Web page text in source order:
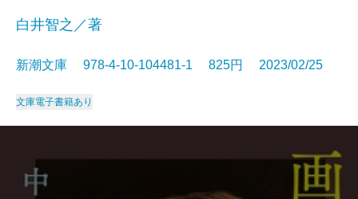
白井智之／著
新潮文庫 978-4-10-104481-1 825円 2023/02/25
文庫電子書籍あり